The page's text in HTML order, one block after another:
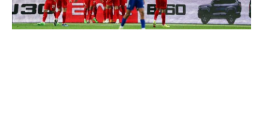
حكايات في الجول
كويز في الجول